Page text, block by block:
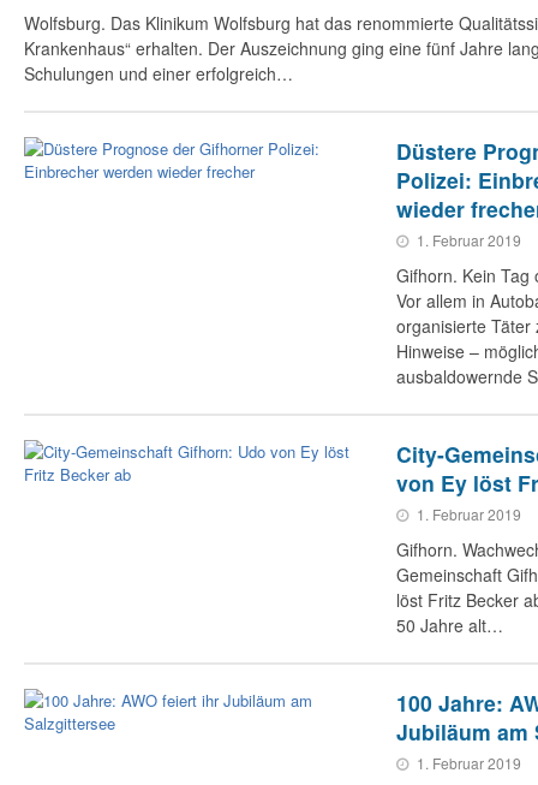
Wolfsburg. Das Klinikum Wolfsburg hat das renommierte
Krankenhaus“ erhalten. Der Auszeichnung ging eine fünf Jahre
Schulungen und einer erfolgreich…
Düstere
Polizei:
wieder
1. Februar 2019
Gifhorn. Kein Tag
Vor allem in
organisierte Täter
Hinweise –
ausbaldowernde
City-
von Ey löst
1. Februar 2019
Gifhorn.
Gemeinschaft
löst Fritz Becker
50 Jahre alt…
100 Jahre:
Jubiläum am
1. Februar 2019